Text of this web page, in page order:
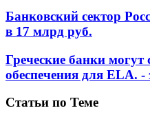
Банковский сектор
в 17 млрд руб.
Греческие банки могут
обеспечения для ELA. -
Статьи по Теме